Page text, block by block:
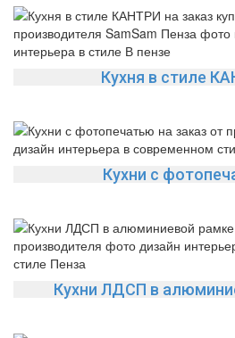
Кухня в стиле
Кухни с
Кухни ЛДСП в